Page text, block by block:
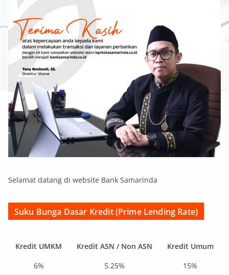
Selamat datang di website Bank Samarinda
Suku Bunga Dasar Kredit (Prime Lending Rate)
Kredit UMKM Kredit ASN / Non ASN
Kredit Umum
6%
5.25% 15%